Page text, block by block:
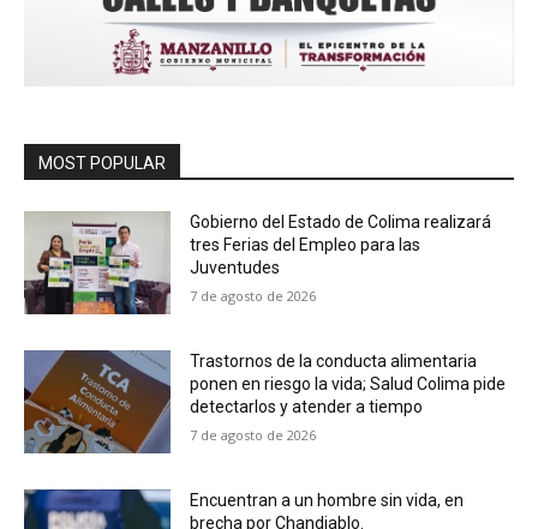
MOST POPULAR
Gobierno del Estado de Colima realizará
tres Ferias del Empleo para las
Juventudes
7 de agosto de 2026
Trastornos de la conducta alimentaria
ponen en riesgo la vida; Salud Colima pide
detectarlos y atender a tiempo
7 de agosto de 2026
Encuentran a un hombre sin vida, en
brecha por Chandiablo.